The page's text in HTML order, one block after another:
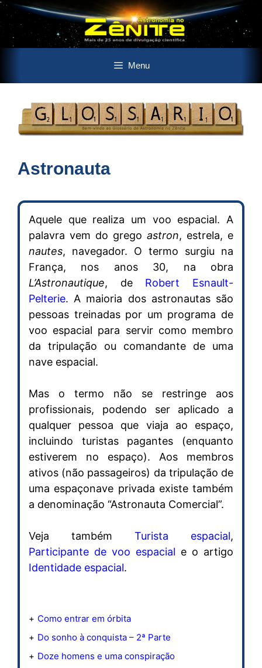
o
conteúdo
Menu
Astronauta
Aquele que realiza um voo espacial. A
palavra vem do grego astron, estrela, e
nautes, navegador. O termo surgiu na
França, nos anos 30, na obra
L’Astronautique, de Robert Esnault-
Pelterie. A maioria dos astronautas são
pessoas treinadas por um programa de
voo espacial para servir como membro
da tripulação ou comandante de uma
nave espacial.
Mas o termo não se restringe aos
profissionais, podendo ser aplicado a
qualquer pessoa que viaja ao espaço,
incluindo turistas pagantes (enquanto
estiverem no espaço). Aos membros
ativos (não passageiros) da tripulação de
uma espaçonave privada existe também
a denominação “Astronauta Comercial”.
Veja também Turista espacial,
Participante de voo espacial e o artigo
Identidade espacial.
Como entrar em órbita
Do sonho à conquista – 2ª Parte
Doze homens e uma conspiração